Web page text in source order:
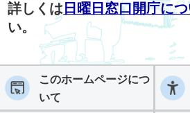
詳しくは 日曜日窓口開庁に
い。
このホームページにつ
いて